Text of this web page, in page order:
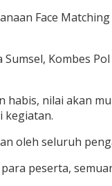
Face
Kombes
nilai akan
kegiatan.
oleh seluruh
peserta,